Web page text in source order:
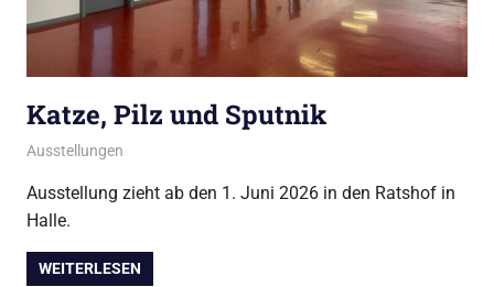
Katze, Pilz und Sputnik
Mai 9, 2026
admin
Ausstellungen
Ausstellung zieht ab den 1. Juni 2026 in den Ratshof in
Halle.
WEITERLESEN